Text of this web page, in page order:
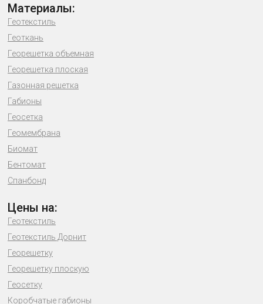
Материалы:
Геотекстиль
Геоткань
Георешетка объемная
Георешетка плоская
Газонная решетка
Габионы
Геосетка
Геомембрана
Биомат
Бентомат
Спанбонд
Цены на:
Геотекстиль
Геотекстиль Дорнит
Георешетку
Георешетку плоскую
Геосетку
Коробчатые габионы